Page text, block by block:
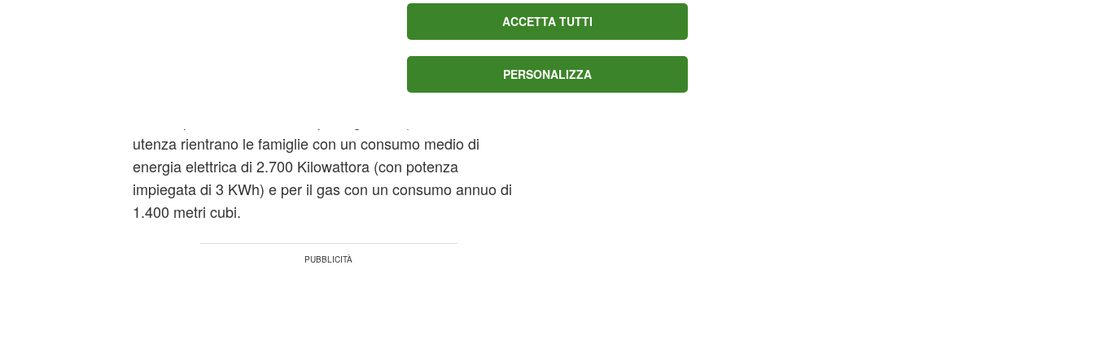
luce e gas per i consumatori in maggiore tutela
Infatti, nell’aggiornamento trimestrale presentato dall’Arera,
famiglia tipo’ pari a
utenza rientrano le famiglie con un consumo medio di
energia elettrica di 2.700 Kilowattora (con potenza
impiegata di 3 KWh) e per il gas con un consumo annuo di
1.400 metri cubi.
ACCETTA TUTTI
PERSONALIZZA